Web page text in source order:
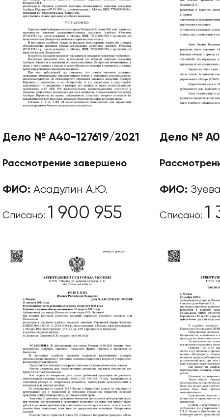
Дело № А40-127619/2021
Рассмотрение завершено
ФИО: Асадулин А.Ю.
Списано: 1 900 955
Дело №
ФИО:
Списано: 1